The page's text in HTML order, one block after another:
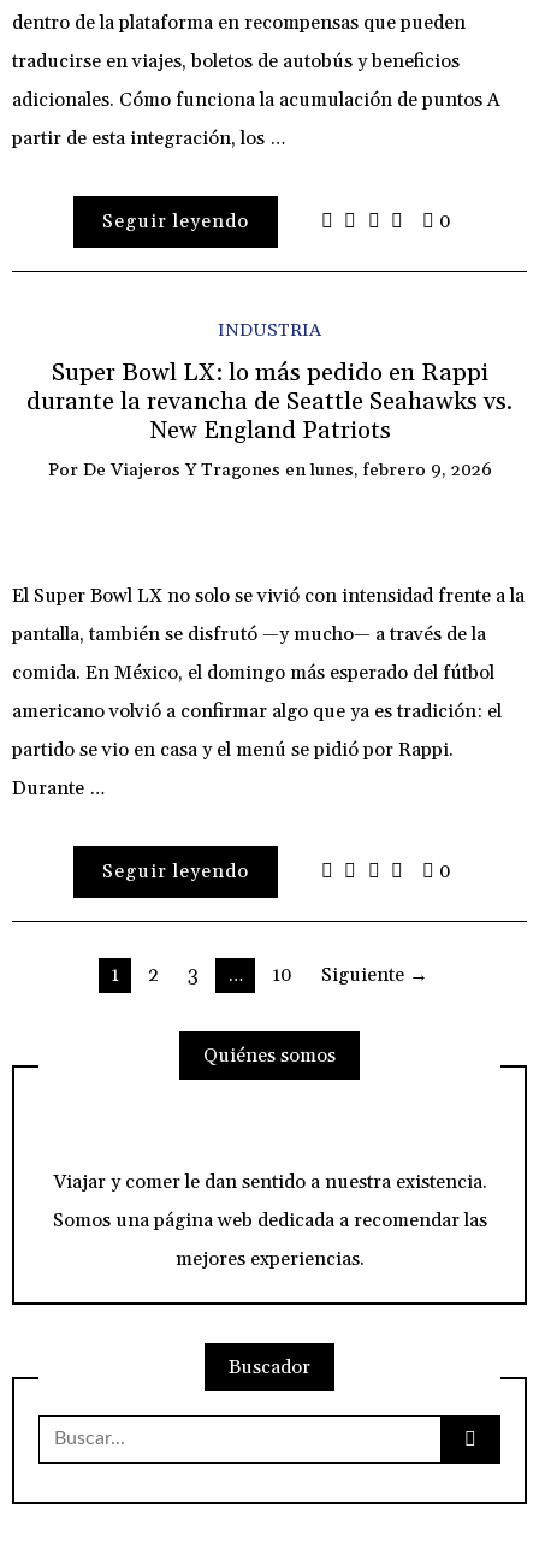
dentro de la plataforma en recompensas que pueden
traducirse en viajes, boletos de autobús y beneficios
adicionales. Cómo funciona la acumulación de puntos A
partir de esta integración, los …
Seguir leyendo 0
INDUSTRIA
Super Bowl LX: lo más pedido en Rappi
durante la revancha de Seattle Seahawks vs.
New England Patriots
Por De Viajeros Y Tragones enlunes, febrero 9, 2026
El Super Bowl LX no solo se vivió con intensidad frente a la
pantalla, también se disfrutó —y mucho— a través de la
comida. En México, el domingo más esperado del fútbol
americano volvió a confirmar algo que ya es tradición: el
partido se vio en casa y el menú se pidió por Rappi.
Durante …
Seguir leyendo 0
Paginación
entradas
1 2 3 … 10 Siguiente →
Quiénes somos
Viajar y comer le dan sentido a nuestra existencia.
Somos una página web dedicada a recomendar las
mejores experiencias.
Buscador
Buscar: